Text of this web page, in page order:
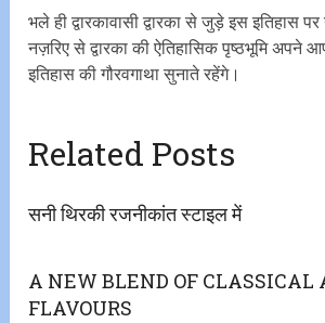
भले ही द्वारकावासी द्वारका से जुड़े इस इतिहास
नज़रिए से द्वारका की ऐतिहासिक पृष्ठभूमि अपने
इतिहास की गौरवगाथा सुनाते रहेंगे।
Related Posts
सनी थिरकी रजनीकांत स्टाइल में
A NEW BLEND OF CLASSICAL
FLAVOURS